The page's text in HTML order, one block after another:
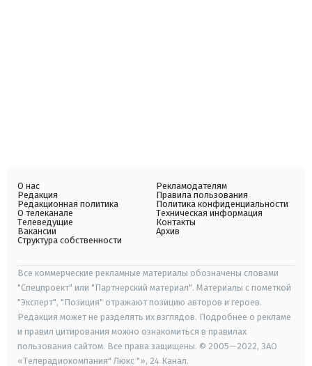
О нас
Редакция
Редакционная политика
О телеканале
Телеведущие
Вакансии
Структура собственности
Рекламодателям
Правила пользования
Политика конфиденциальности
Техническая информация
Контакты
Архив
Все коммерческие рекламные материалы обозначены словами
"Спецпроект" или "Партнерский материал". Материалы с пометкой
"Эксперт", "Позиция" отражают позицию авторов и героев.
Редакция может не разделять их взглядов. Подробнее о рекламе
и правил цитирования можно ознакомиться в правилах
пользования сайтом. Все права защищены. © 2005—2022, ЗАО
«Телерадиокомпания" Люкс "», 24 Канал.